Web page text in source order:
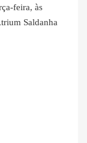
feira, às
Saldanha